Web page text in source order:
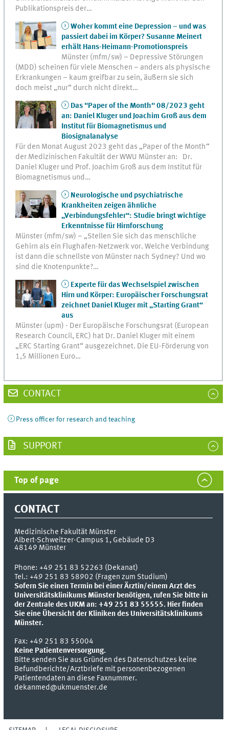
Publikationspreis der…
Woher kommt eine Depression – und was
passiert dabei im Körper? Susanne Meinert
erhält Hans-Heimann-Promotionspreis
Münster (mfm/sw) – Depressive Störungen
(MDD) scheinen für viele Menschen – anders als physische
Erkrankungen – kaum greifbar zu sein, äußern sie sich
doch meist „nur“ durch nicht direkt…
Das "Paper of the Month" 08/2023 geht
an: Daniel Kluger und Joachim Groß aus dem
Institut für Biomagnetismus und
Biosignalanalyse
Für den Monat August 2023 geht das „Paper of the Month“
der Medizinischen Fakultät der WWU Münster an: Dr.
Daniel Kluger und Prof. Joachim Groß aus dem Institut für
Biomagnetismus und…
Neurologische und psychiatrische
Krankheiten zeigen ähnliche
„Verbindungsfehler“: Studie bringt wichtige
Erkenntnisse für Hirnforschung
Münster (mfm/sw) – „Stellen Sie sich das menschliche
Gehirn als ein Flughafen-Netzwerk vor. Welche Verbindung
ist dann die schnellste von Münster nach Sydney? Und wo
sind die Knotenpunkte?…
Experte für das Wechselspiel zwischen
Hirn und Körper: Europäischer Forschungsrat
zeichnet Daniel Kluger mit „Starting Grant“
aus
Münster (upm) - Der Europäische Forschungsrat (European
Research Council, ERC) hat Dr. Daniel Kluger mit einem
„ERC Starting Grant“ ausgezeichnet. Die EU-Förderung von
1,5 Millionen Euro…
CONTACT
Press officer for research and teaching
SUPPORT
Top of page
CONTACT
Medizinische Fakultät Münster
Albert-Schweitzer-Campus 1, Gebäude D3
48149 Münster
Phone:+49 251 83 52263 (Dekanat)
Tel.: +49 251 83 58902 (Fragen zum Studium)
Sofern Sie einen Termin bei einer Ärztin/einem Arzt des
Universitätsklinikums Münster benötigen, rufen Sie bitte in
der Zentrale des UKM an: +49 251 83 55555. Hier finden
Sie eine Übersicht der Kliniken des Universitätsklinikums
Münster.
Fax:+49 251 83 55004
Keine Patientenversorgung.
Bitte senden Sie aus Gründen des Datenschutzes keine
Befundberichte/Arztbriefe mit personenbezogenen
Patientendaten an diese Faxnummer.
dekanmed@ukmuenster.de